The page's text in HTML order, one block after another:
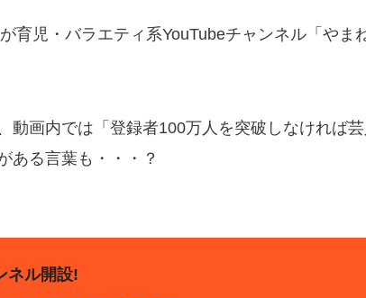
育児・バラエティ系YouTubeチャンネル「やま
動画内では「登録者100万人を突破しなければ
ある言葉も・・・？
ネル開設!